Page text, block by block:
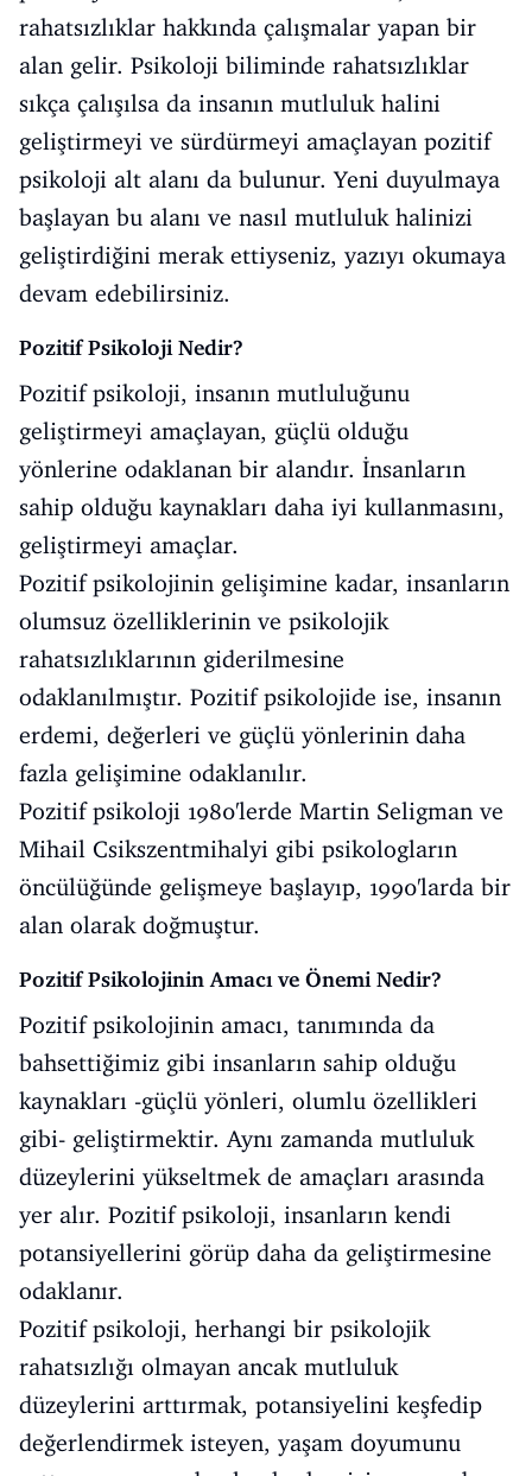
rahatsızlıklar hakkında çalışmalar yapan bir
alan gelir. Psikoloji biliminde rahatsızlıklar
sıkça çalışılsa da insanın mutluluk halini
geliştirmeyi ve sürdürmeyi amaçlayan pozitif
psikoloji alt alanı da bulunur. Yeni duyulmaya
başlayan bu alanı ve nasıl mutluluk halinizi
geliştirdiğini merak ettiyseniz, yazıyı okumaya
devam edebilirsiniz.
Pozitif Psikoloji Nedir?
Pozitif psikoloji, insanın mutluluğunu
geliştirmeyi amaçlayan, güçlü olduğu
yönlerine odaklanan bir alandır. İnsanların
sahip olduğu kaynakları daha iyi kullanmasını,
geliştirmeyi amaçlar.
Pozitif psikolojinin gelişimine kadar, insanların
olumsuz özelliklerinin ve psikolojik
rahatsızlıklarının giderilmesine
odaklanılmıştır. Pozitif psikolojide ise, insanın
erdemi, değerleri ve güçlü yönlerinin daha
fazla gelişimine odaklanılır.
Pozitif psikoloji 1980'lerde Martin Seligman ve
Mihail Csikszentmihalyi gibi psikologların
öncülüğünde gelişmeye başlayıp, 1990'larda bir
alan olarak doğmuştur.
Pozitif Psikolojinin Amacı ve Önemi Nedir?
Pozitif psikolojinin amacı, tanımında da
bahsettiğimiz gibi insanların sahip olduğu
kaynakları -güçlü yönleri, olumlu özellikleri
gibi- geliştirmektir. Aynı zamanda mutluluk
düzeylerini yükseltmek de amaçları arasında
yer alır. Pozitif psikoloji, insanların kendi
potansiyellerini görüp daha da geliştirmesine
odaklanır.
Pozitif psikoloji, herhangi bir psikolojik
rahatsızlığı olmayan ancak mutluluk
düzeylerini arttırmak, potansiyelini keşfedip
değerlendirmek isteyen, yaşam doyumunu